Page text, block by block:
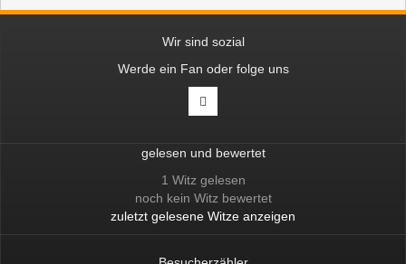
Wir sind sozial
Werde ein Fan oder folge uns
gelesen und bewertet
1 Witz gelesen
noch kein Witz bewertet
zuletzt gelesene Witze anzeigen